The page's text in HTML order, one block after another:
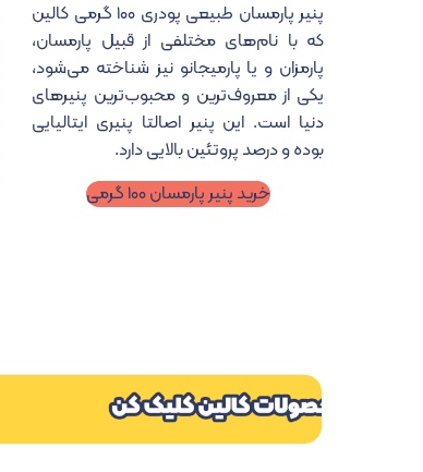
پنیر پارمسان طبیعی پودری ۱۰۰ گرمی کالین
که با نام‌های مختلفی از قبیل پارمسان،
پارمزان و یا پارمیجانو نیز شناخته می‌شود،
یکی از معروف‌ترین و محبوب‌ترین پنیرهای
دنیا است. این پنیر اصالتا پنیری ایتالیایی
بوده و درصد پروتئین بالایی دارد.
خرید پنیر پارمسان ۱۰۰ گرمی